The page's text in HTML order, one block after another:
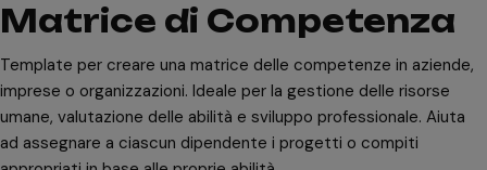
Matrice di Competenza
Template per creare una matrice delle competenze in aziende,
imprese o organizzazioni. Ideale per la gestione delle risorse
umane, valutazione delle abilità e sviluppo professionale. Aiuta
ad assegnare a ciascun dipendente i progetti o compiti